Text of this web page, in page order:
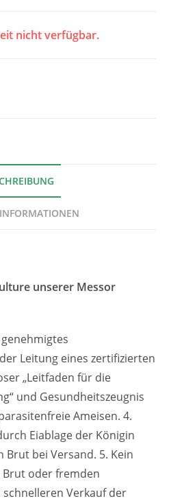
nicht verfügbar.
unserer Messor
Leitung eines zertifizierten
„Leitfaden für die
und Gesundheitszeugnis
Ameisen. 4.
Eiablage der Königin
bei Versand. 5. Kein
Brut oder fremden
Verkauf der